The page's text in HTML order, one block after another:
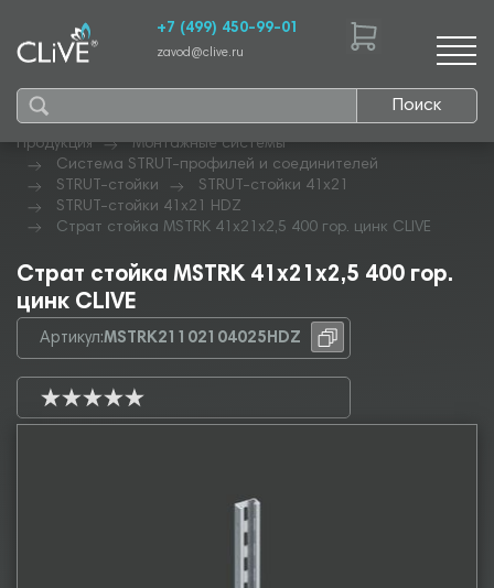
Поиск
+7 (499) 450-99-01
zavod@clive.ru
Продукция
Монтажные системы
Система STRUT-профилей и соединителей
STRUT-стойки
STRUT-стойки 41х21
STRUT-стойки 41х21 HDZ
Страт стойка MSTRK 41х21х2,5 400 гор. цинк CLIVE
Страт стойка MSTRK 41х21х2,5 400 гор.
цинк CLIVE
Артикул:MSTRK21102104025HDZ